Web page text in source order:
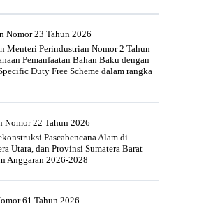
Nomor 23 Tahun 2026
Menteri Perindustrian Nomor 2 Tahun
Pemanfaatan Bahan Baku dengan
Duty Free Scheme dalam rangka
Nomor 22 Tahun 2026
Pascabencana Alam di
Utara, dan Provinsi Sumatera Barat
Anggaran 2026-2028
61 Tahun 2026